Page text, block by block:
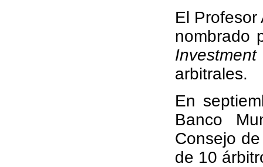
El
nombrado
Investment
arbitrales.
En
Banco
Consejo
de 10